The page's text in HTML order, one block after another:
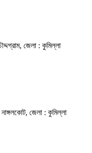
জেলা : কুমিল্লা
জেলা : কুমিল্লা